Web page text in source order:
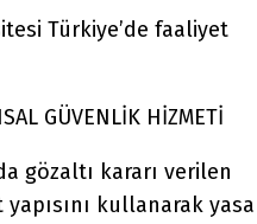
Türkiye’de faaliyet
GÜVENLİK HİZMETİ
gözaltı kararı verilen
kullanarak yasa